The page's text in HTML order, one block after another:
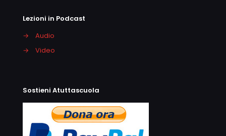
Lezioni in Podcast
→
Audio
→
Video
Sostieni Atuttascuola